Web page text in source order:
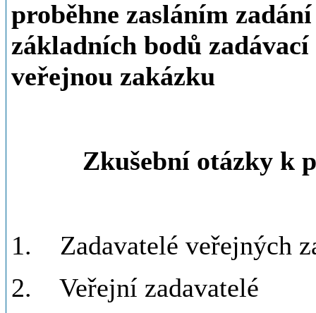
proběhne zasláním
základních bodů
veřejnou zakázku
Zkušební otázky k
1. Zadavatelé veřejných
2. Veřejní zadavatelé